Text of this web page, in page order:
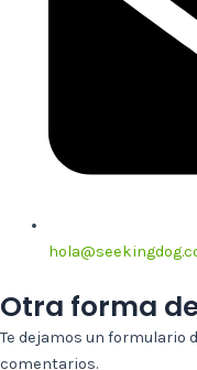
Otra forma
Te dejamos un formulario
comentarios.